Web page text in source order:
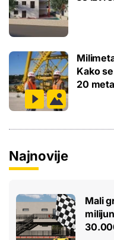
Kako
20
Najnovije
Mali